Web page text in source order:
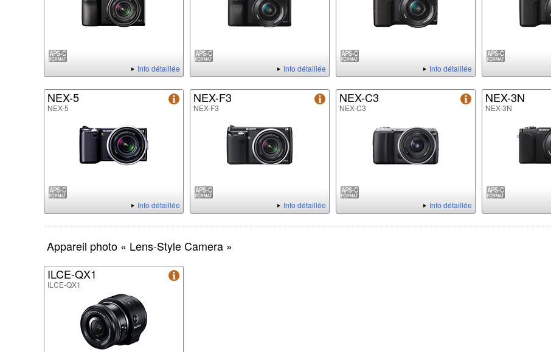
Info détaillée Info détaillée Info détaillée
NEX-5
NEX-5
Info détaillée
NEX-F3
NEX-F3
Info détaillée
NEX-C3
NEX-C3
Info détaillée
NEX-3N
NEX-3N
Appareil photo « Lens-Style Camera »
ILCE-QX1
ILCE-QX1